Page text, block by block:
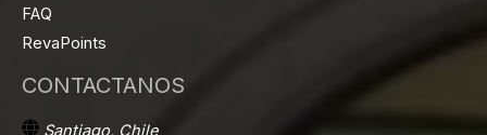
FAQ
RevaPoints
CONTACTANOS
Santiago, Chile